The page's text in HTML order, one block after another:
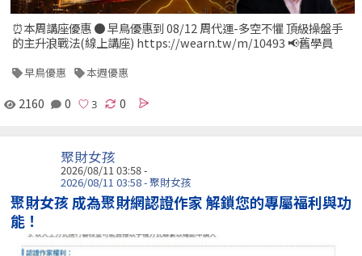
⏰本周講座優惠 ● 早鳥優惠到 08/12 周代運-多空不懼 頂級操盤手
的主升浪戰法(線上講座) https://wearn.tw/m/10493 📢舊學員
早鳥優惠 本週優惠
2160 0 0
聚財女孩
2026/08/11 03:58 -
2026/08/11 03:58 - 聚財女孩
聚財女孩 成為聚財網認證作家 解鎖您的專屬福利與功
能！